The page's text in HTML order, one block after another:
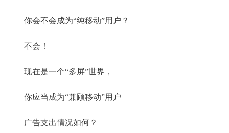
你会不会成为“纯移动”用户？
不会！
现在是一个“多屏”世界，
你应当成为“兼顾移动”用户
广告支出情况如何？